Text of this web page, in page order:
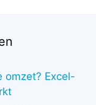
omzet? Excel-